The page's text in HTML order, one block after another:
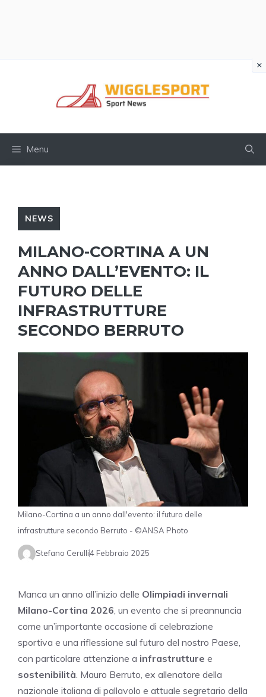
Menu
NEWS
MILANO-CORTINA A UN
ANNO DALL’EVENTO: IL
FUTURO DELLE
INFRASTRUTTURE
SECONDO BERRUTO
Milano-Cortina a un anno dall'evento: il futuro delle
infrastrutture secondo Berruto - ©ANSA Photo
Stefano Cerulli4 Febbraio 2025
Manca un anno all’inizio delle Olimpiadi invernali
Milano-Cortina 2026 , un evento che si preannuncia
come un’importante occasione di celebrazione
sportiva e una riflessione sul futuro del nostro Paese,
con particolare attenzione a infrastrutture e
sostenibilità . Mauro Berruto, ex allenatore della
nazionale italiana di pallavolo e attuale segretario della
×